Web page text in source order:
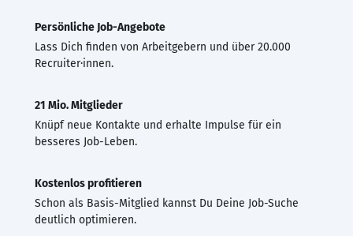
Persönliche Job-Angebote
Lass Dich finden von Arbeitgebern und über 20.000
Recruiter·innen.
21 Mio. Mitglieder
Knüpf neue Kontakte und erhalte Impulse für ein
besseres Job-Leben.
Kostenlos profitieren
Schon als Basis-Mitglied kannst Du Deine Job-Suche
deutlich optimieren.